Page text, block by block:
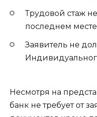
Трудовой стаж
последнем
Заявитель не
Несмотря на
банк не требует от